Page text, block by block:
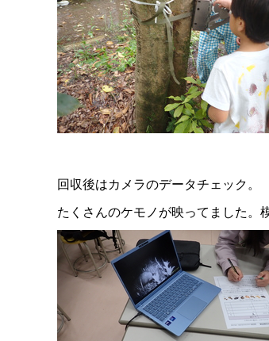
回収後はカメラのデータチェック。
たくさんのケモノが映ってました。